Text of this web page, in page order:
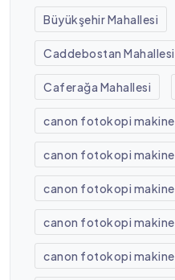
Büyükşehir Mahallesi
Caddebostan Mahallesi
Caferağa Mahallesi
canon fotokopi
canon fotokopi
canon fotokopi
canon fotokopi
canon fotokopi